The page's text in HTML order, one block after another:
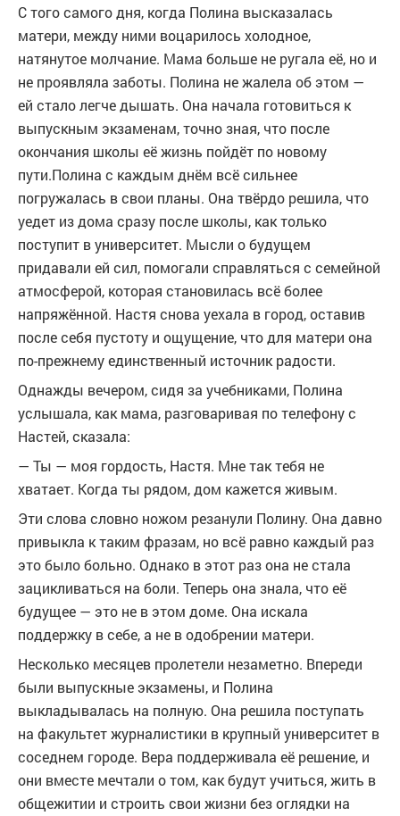
С того самого дня, когда Полина высказалась
матери, между ними воцарилось холодное,
натянутое молчание. Мама больше не ругала её, но и
не проявляла заботы. Полина не жалела об этом —
ей стало легче дышать. Она начала готовиться к
выпускным экзаменам, точно зная, что после
окончания школы её жизнь пойдёт по новому
пути.Полина с каждым днём всё сильнее
погружалась в свои планы. Она твёрдо решила, что
уедет из дома сразу после школы, как только
поступит в университет. Мысли о будущем
придавали ей сил, помогали справляться с семейной
атмосферой, которая становилась всё более
напряжённой. Настя снова уехала в город, оставив
после себя пустоту и ощущение, что для матери она
по-прежнему единственный источник радости.
Однажды вечером, сидя за учебниками, Полина
услышала, как мама, разговаривая по телефону с
Настей, сказала:
— Ты — моя гордость, Настя. Мне так тебя не
хватает. Когда ты рядом, дом кажется живым.
Эти слова словно ножом резанули Полину. Она давно
привыкла к таким фразам, но всё равно каждый раз
это было больно. Однако в этот раз она не стала
зацикливаться на боли. Теперь она знала, что её
будущее — это не в этом доме. Она искала
поддержку в себе, а не в одобрении матери.
Несколько месяцев пролетели незаметно. Впереди
были выпускные экзамены, и Полина
выкладывалась на полную. Она решила поступать
на факультет журналистики в крупный университет в
соседнем городе. Вера поддерживала её решение, и
они вместе мечтали о том, как будут учиться, жить в
общежитии и строить свои жизни без оглядки на